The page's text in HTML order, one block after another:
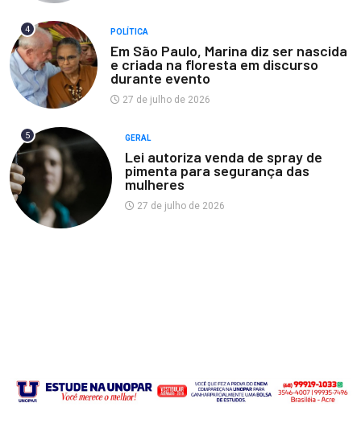
4 POLÍTICA
Em São Paulo, Marina diz ser nascida
e criada na floresta em discurso
durante evento
27 de julho de 2026
5 GERAL
Lei autoriza venda de spray de
pimenta para segurança das
mulheres
27 de julho de 2026